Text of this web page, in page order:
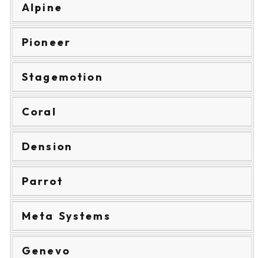
Alpine
Pioneer
Stagemotion
Coral
Dension
Parrot
Meta Systems
Genevo